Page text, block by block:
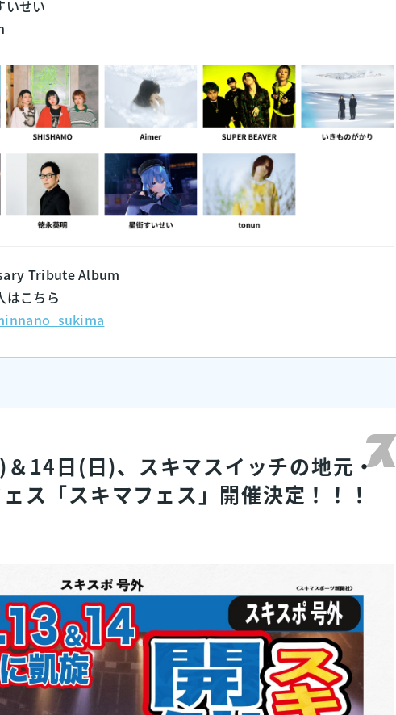
いせい
Tribute Album
はこちら
14日(日)、スキマスイッチの地元・
ス「スキマフェス」開催決定！！！